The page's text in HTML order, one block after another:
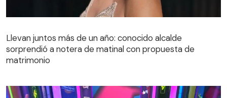
Llevan juntos más de un año: conocido alcalde
sorprendió a notera de matinal con propuesta de
matrimonio